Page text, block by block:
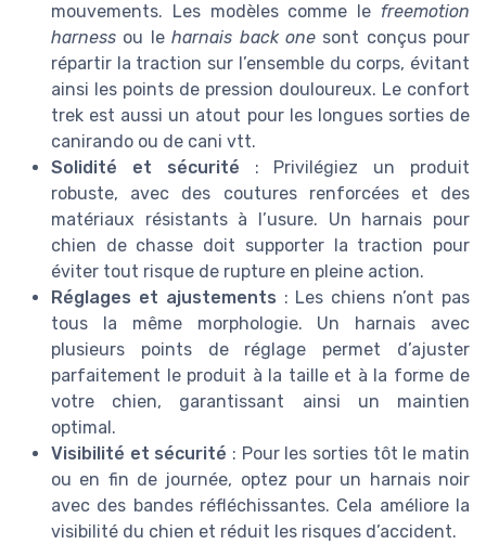
mouvements. Les modèles comme le freemotion
harness ou leharnais back onesont conçus pour
répartir la traction sur l’ensemble du corps, évitant
ainsi les points de pression douloureux. Le confort
trek est aussi un atout pour les longues sorties de
canirando ou de cani vtt.
Solidité et sécurité : Privilégiez un produit
robuste, avec des coutures renforcées et des
matériaux résistants à l’usure. Un harnais pour
chien de chasse doit supporter la traction pour
éviter tout risque de rupture en pleine action.
Réglages et ajustements : Les chiens n’ont pas
tous la même morphologie. Un harnais avec
plusieurs points de réglage permet d’ajuster
parfaitement le produit à la taille et à la forme de
votre chien, garantissant ainsi un maintien
optimal.
Visibilité et sécurité : Pour les sorties tôt le matin
ou en fin de journée, optez pour un harnais noir
avec des bandes réfléchissantes. Cela améliore la
visibilité du chien et réduit les risques d’accident.